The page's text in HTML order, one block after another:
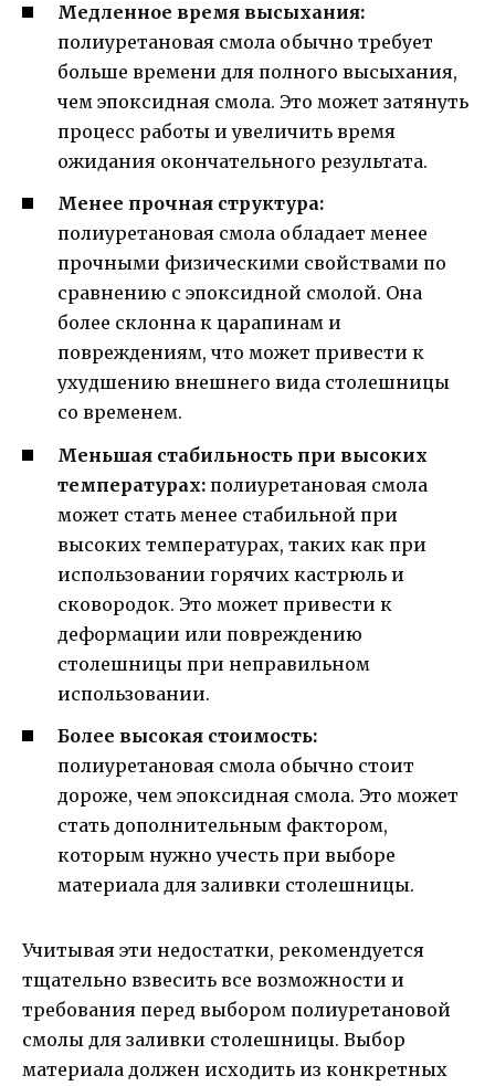
Медленное время высыхания:
полиуретановая смола обычно требует
больше времени для полного высыхания,
чем эпоксидная смола. Это может затянуть
процесс работы и увеличить время
ожидания окончательного результата.
Менее прочная структура:
полиуретановая смола обладает менее
прочными физическими свойствами по
сравнению с эпоксидной смолой. Она
более склонна к царапинам и
повреждениям, что может привести к
ухудшению внешнего вида столешницы
со временем.
Меньшая стабильность при высоких
температурах: полиуретановая смола
может стать менее стабильной при
высоких температурах, таких как при
использовании горячих кастрюль и
сковородок. Это может привести к
деформации или повреждению
столешницы при неправильном
использовании.
Более высокая стоимость:
полиуретановая смола обычно стоит
дороже, чем эпоксидная смола. Это может
стать дополнительным фактором,
которым нужно учесть при выборе
материала для заливки столешницы.
Учитывая эти недостатки, рекомендуется
тщательно взвесить все возможности и
требования перед выбором полиуретановой
смолы для заливки столешницы. Выбор
материала должен исходить из конкретных